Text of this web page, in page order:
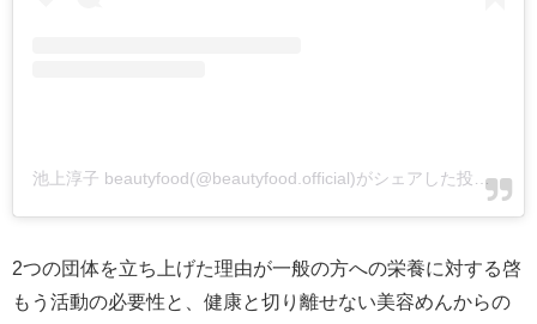
池上淳子 beautyfood(@beautyfood.official)がシェアした投稿-
2つの団体を立ち上げた理由が一般の方への栄養に対する啓
もう活動の必要性と、健康と切り離せない美容めんからの